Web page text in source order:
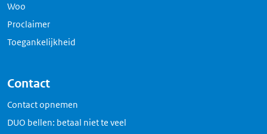
Woo
Proclaimer
Toegankelijkheid
Contact
Contact opnemen
DUO bellen: betaal niet te veel